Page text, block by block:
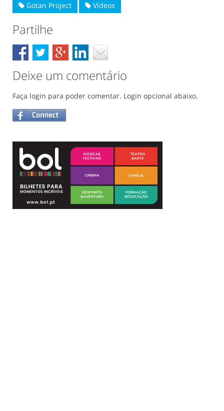
Gotan Project Vídeos
Partilhe
Deixe um comentário
Faça login para poder comentar. Login opcional abaixo.